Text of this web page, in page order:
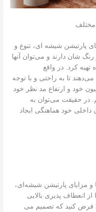
مختلف
پارتیشن شیشه‌ ای، تنوع و
شان دارند و می‌توان آنها
تهیه کرد. در واقع
تا به راحتی و با توجه
خود و ارتفاع مد نظر خود
در حقیقت می‌توان به
خود هماهنگی ایجاد
مزایای پارتیشن شیشه‌ای،
انعطاف پذیری بالایی
فرض کنید که تصمیم می